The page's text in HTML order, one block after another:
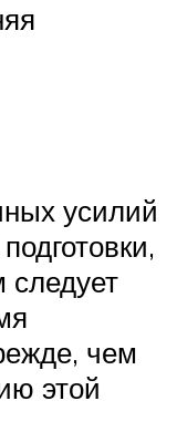
усилий
следует
чем
этой